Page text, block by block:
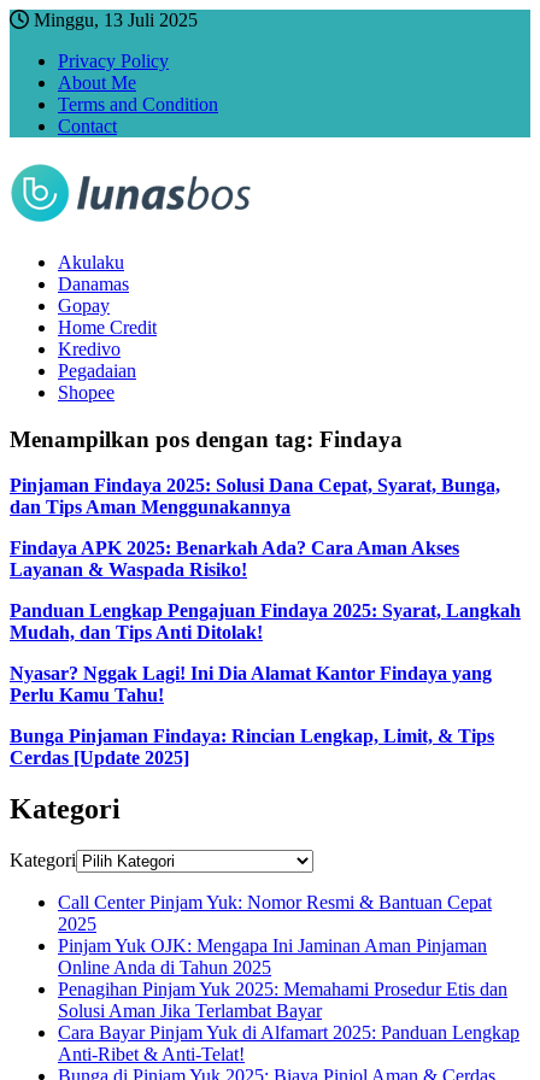
Minggu, 13 Juli 2025
Privacy Policy
About Me
Terms and Condition
Contact
Akulaku
Danamas
Gopay
Home Credit
Kredivo
Pegadaian
Shopee
Menampilkan pos dengan tag: Findaya
Pinjaman Findaya 2025: Solusi Dana Cepat, Syarat, Bunga,
dan Tips Aman Menggunakannya
Findaya APK 2025: Benarkah Ada? Cara Aman Akses
Layanan & Waspada Risiko!
Panduan Lengkap Pengajuan Findaya 2025: Syarat, Langkah
Mudah, dan Tips Anti Ditolak!
Nyasar? Nggak Lagi! Ini Dia Alamat Kantor Findaya yang
Perlu Kamu Tahu!
Bunga Pinjaman Findaya: Rincian Lengkap, Limit, & Tips
Cerdas [Update 2025]
Kategori
Kategori
Call Center Pinjam Yuk: Nomor Resmi & Bantuan Cepat
2025
Pinjam Yuk OJK: Mengapa Ini Jaminan Aman Pinjaman
Online Anda di Tahun 2025
Penagihan Pinjam Yuk 2025: Memahami Prosedur Etis dan
Solusi Aman Jika Terlambat Bayar
Cara Bayar Pinjam Yuk di Alfamart 2025: Panduan Lengkap
Anti-Ribet & Anti-Telat!